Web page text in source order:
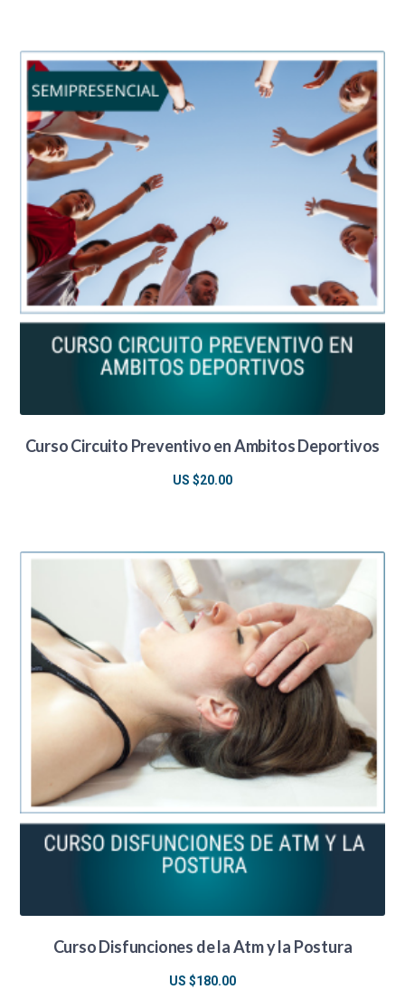
Curso Circuito Preventivo en Ambitos Deportivos
US $20.00
Curso Disfunciones de la Atm y la Postura
US $180.00